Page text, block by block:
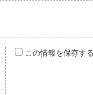
この情報を保存す